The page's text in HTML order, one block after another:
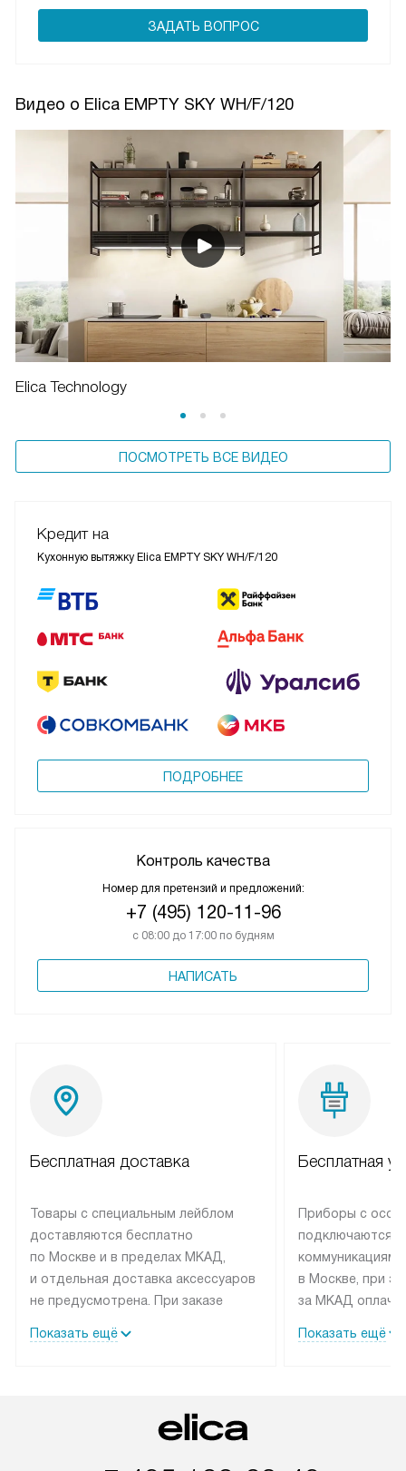
ЗАДАТЬ ВОПРОС
Видео о Elica EMPTY SKY WH/F/120
Elica Technology
ПОСМОТРЕТЬ ВСЕ ВИДЕО
Кредит на
Кухонную вытяжку Elica EMPTY SKY WH/F/120
ПОДРОБНЕЕ
Контроль качества
Номер для претензий и предложений:
+7 (495) 120-11-96
с 08:00 до 17:00 по будням
НАПИСАТЬ
Бесплатная доставка
Товары с специальным лейблом
доставляются бесплатно
по Москве и в пределах МКАД,
и отдельная доставка аксессуаров
не предусмотрена. При заказе
рекомендуем обсудить
быть отправлены покупателю
Показать ещё
Бесплатная
Приборы с
подключаются к
коммуникациям
в Москве, при
за МКАД
партнера
Показать ещё